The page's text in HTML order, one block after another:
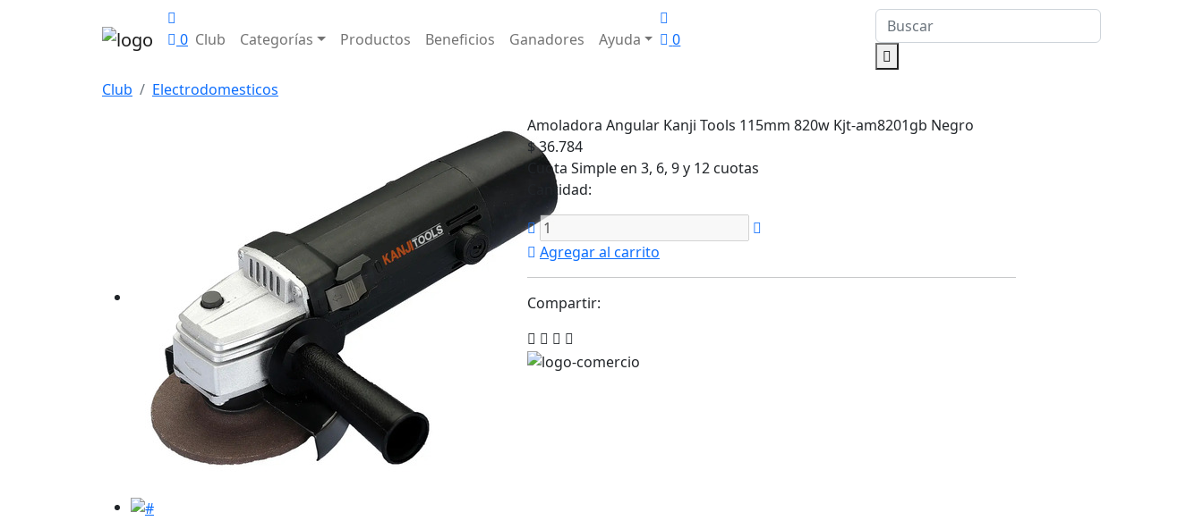
0 Club Categorías Productos Beneficios Ganadores Ayuda 0
Club
Electrodomesticos
Amoladora Angular Kanji Tools 115mm 820w Kjt-am8201gb Negro
$ 36.784
Cuota Simple en 3, 6, 9 y 12 cuotas
Cantidad:
Agregar al carrito
Compartir: